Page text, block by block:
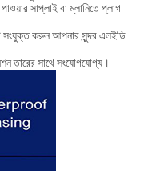
সাপ্লাই বা ম্লানিতে প্লাগ
সংযুক্ত করুন আপনার সুন্দর এলইডি
তারের সাথে সংযোগযোগ্য।